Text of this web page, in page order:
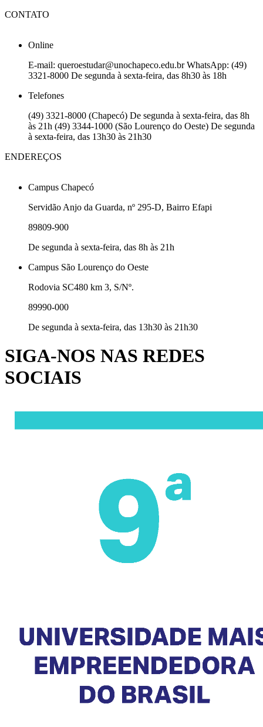
CONTATO
Online
E-mail: queroestudar@unochapeco.edu.br WhatsApp: (49)
3321-8000 De segunda à sexta-feira, das 8h30 às 18h
Telefones
(49) 3321-8000 (Chapecó) De segunda à sexta-feira, das 8h
às 21h (49) 3344-1000 (São Lourenço do Oeste) De segunda
à sexta-feira, das 13h30 às 21h30
ENDEREÇOS
Campus Chapecó
Servidão Anjo da Guarda, nº 295-D, Bairro Efapi
89809-900
De segunda à sexta-feira, das 8h às 21h
Campus São Lourenço do Oeste
Rodovia SC480 km 3, S/Nº.
89990-000
De segunda à sexta-feira, das 13h30 às 21h30
SIGA-NOS NAS REDES
SOCIAIS